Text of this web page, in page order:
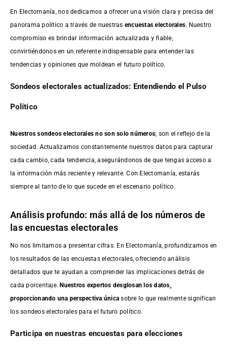
En Electomanía, nos dedicamos a ofrecer una visión clara y precisa del
panorama político a través de nuestras encuestas electorales. Nuestro
compromiso es brindar información actualizada y fiable,
convirtiéndonos en un referente indispensable para entender las
tendencias y opiniones que moldean el futuro político.
Sondeos electorales actualizados: Entendiendo el Pulso
Político
Nuestros sondeos electorales no son solo números; son el reflejo de la
sociedad. Actualizamos constantemente nuestros datos para capturar
cada cambio, cada tendencia, asegurándonos de que tengas acceso a
la información más reciente y relevante. Con Electomanía, estarás
siempre al tanto de lo que sucede en el escenario político.
Análisis profundo: más allá de los números de
las encuestas electorales
No nos limitamos a presentar cifras. En Electomanía, profundizamos en
los resultados de las encuestas electorales, ofreciendo análisis
detallados que te ayudan a comprender las implicaciones detrás de
cada porcentaje.Nuestros expertos desglosan los datos,
proporcionando una perspectiva única sobre lo que realmente significan
los sondeos electorales para el futuro político.
Participa en nuestras encuestas para elecciones